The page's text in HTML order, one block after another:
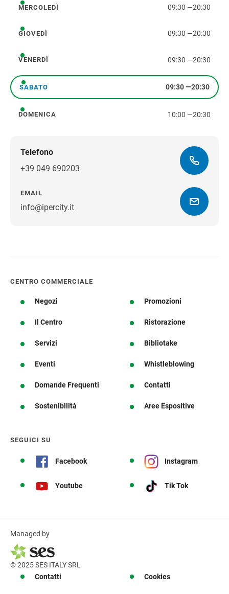
mercoledì
MERCOLEDÌ 09:30 —20:30
giovedì
GIOVEDÌ 09:30 —20:30
venerdì
VENERDÌ 09:30 —20:30
sabato
SABATO 09:30—20:30
domenica
DOMENICA 10:00 —20:30
Telefono
+39 049 690203
EMAIL
info@ipercity.it
CENTRO COMMERCIALE
Negozi Promozioni
Il Centro Ristorazione
Servizi Bibliotake
Eventi Whistleblowing
Domande Frequenti Contatti
Sostenibilità Aree Espositive
SEGUICI SU
Facebook Instagram
Youtube Tik Tok
Managed by
© 2025 SES ITALY SRL
Contatti
Cookies